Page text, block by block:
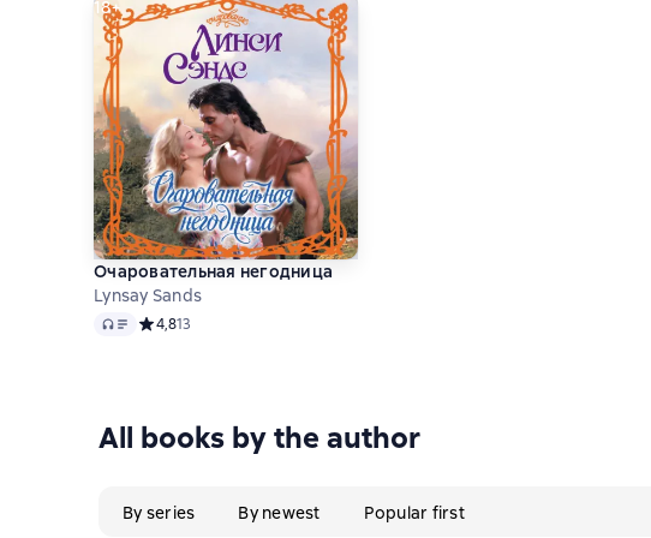
18+
Очаровательная негодница
Lynsay Sands
Audio Средний рейтинг 4,8 на основе 13 оценок
4,813
All books by the author
By series By newest Popular first